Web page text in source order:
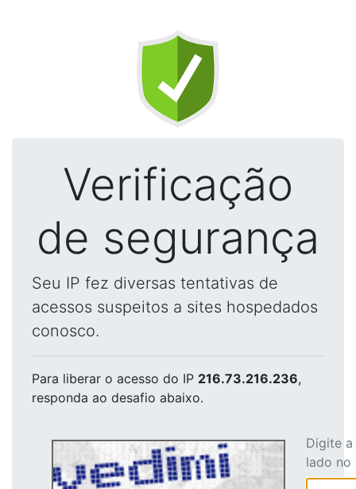
Verificação
de segurança
Seu IP fez diversas tentativas de
acessos suspeitos a sites hospedados
conosco.
Para liberar o acesso do IP 216.73.216.236,
responda ao desafio abaixo.
Digite
lado no